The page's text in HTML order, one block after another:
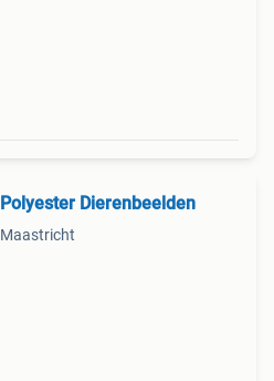
Polyester Dierenbeelden
Maastricht